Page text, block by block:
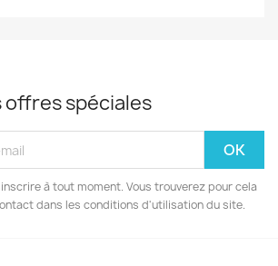
offres spéciales
à tout moment. Vous trouverez pour cela
dans les conditions d'utilisation du site.